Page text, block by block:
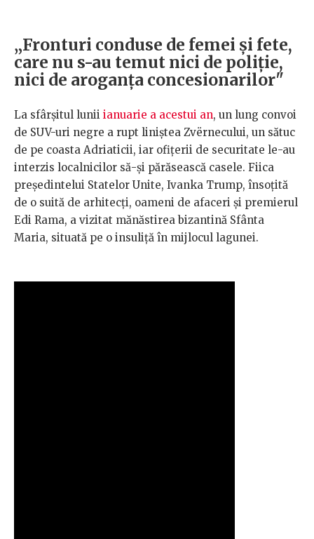
„Fronturi conduse de femei și fete,
care nu s-au temut nici de poliție,
nici de aroganța concesionarilor"
La sfârșitul lunii ianuarie a acestui an, un lung convoi
de SUV-uri negre a rupt liniștea Zvërnecului, un sătuc
de pe coasta Adriaticii, iar ofițerii de securitate le-au
interzis localnicilor să-și părăsească casele. Fiica
președintelui Statelor Unite, Ivanka Trump, însoțită
de o suită de arhitecți, oameni de afaceri și premierul
Edi Rama, a vizitat mănăstirea bizantină Sfânta
Maria, situată pe o insuliță în mijlocul lagunei.